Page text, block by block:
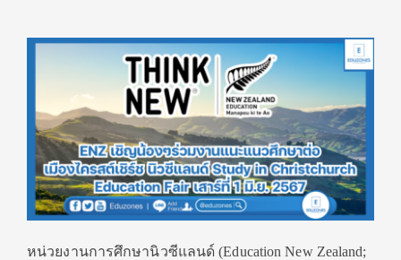
หน่วยงานการศึกษานิวซีแลนด์ (Education New Zealand;